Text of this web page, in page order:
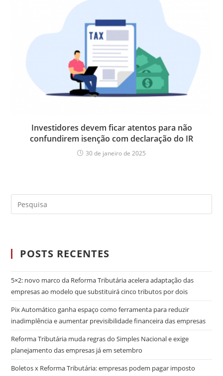
Investidores devem ficar atentos para não
confundirem isenção com declaração do IR
30 de janeiro de 2025
POSTS RECENTES
5×2: novo marco da Reforma Tributária acelera adaptação das
empresas ao modelo que substituirá cinco tributos por dois
Pix Automático ganha espaço como ferramenta para reduzir
inadimplência e aumentar previsibilidade financeira das empresas
Reforma Tributária muda regras do Simples Nacional e exige
planejamento das empresas já em setembro
Boletos x Reforma Tributária: empresas podem pagar imposto